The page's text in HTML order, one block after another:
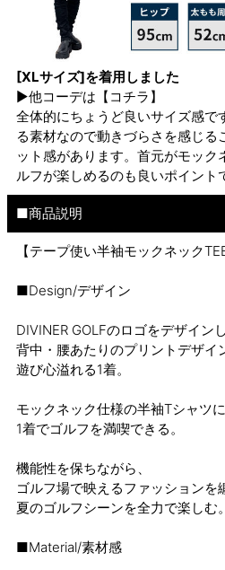
[XLサイズ]を着用しました
▶他コーデは 【コチラ】
全体的にちょうど良いサイズ感で
る素材なので動きづらさを感じる
ット感があります。首元がモック
ルフが楽しめるのも良いポイント
■商品説明
【テープ使い半袖モックネックTEE
■Design/デザイン
DIVINER GOLFのロゴをデザイン
背中・腰あたりのプリントデザイ
遊び心溢れる1着。
モックネック仕様の半袖Tシャツに
1着でゴルフを満喫できる。
機能性を保ちながら、
ゴルフ場で映えるファッションを
夏のゴルフシーンを全力で楽しむ。
■Material/素材感